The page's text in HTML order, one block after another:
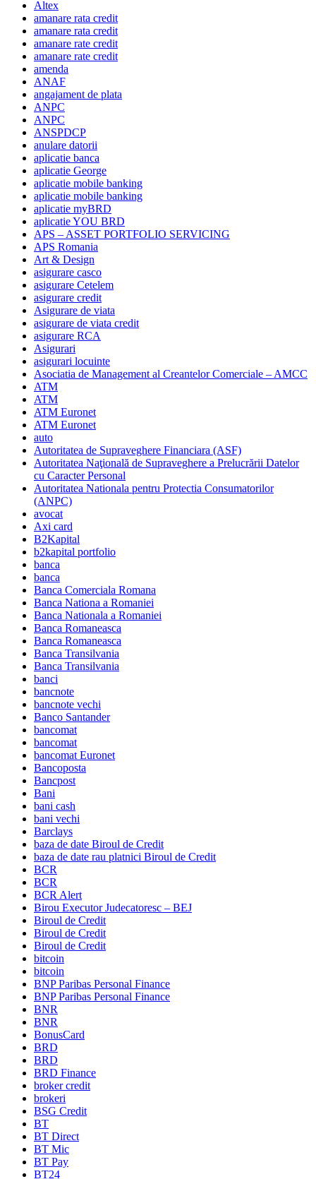
Altex
amanare rata credit
amanare rata credit
amanare rate credit
amanare rate credit
amenda
ANAF
angajament de plata
ANPC
ANPC
ANSPDCP
anulare datorii
aplicatie banca
aplicatie George
aplicatie mobile banking
aplicatie mobile banking
aplicatie myBRD
aplicatie YOU BRD
APS – ASSET PORTFOLIO SERVICING
APS Romania
Art & Design
asigurare casco
asigurare Cetelem
asigurare credit
Asigurare de viata
asigurare de viata credit
asigurare RCA
Asigurari
asigurari locuinte
Asociatia de Management al Creantelor Comerciale – AMCC
ATM
ATM
ATM Euronet
ATM Euronet
auto
Autoritatea de Supraveghere Financiara (ASF)
Autoritatea Naţională de Supraveghere a Prelucrării Datelor
cu Caracter Personal
Autoritatea Nationala pentru Protectia Consumatorilor
(ANPC)
avocat
Axi card
B2Kapital
b2kapital portfolio
banca
banca
Banca Comerciala Romana
Banca Nationa a Romaniei
Banca Nationala a Romaniei
Banca Romaneasca
Banca Romaneasca
Banca Transilvania
Banca Transilvania
banci
bancnote
bancnote vechi
Banco Santander
bancomat
bancomat
bancomat Euronet
Bancoposta
Bancpost
Bani
bani cash
bani vechi
Barclays
baza de date Biroul de Credit
baza de date rau platnici Biroul de Credit
BCR
BCR
BCR Alert
Birou Executor Judecatoresc – BEJ
Biroul de Credit
Biroul de Credit
Biroul de Credit
bitcoin
bitcoin
BNP Paribas Personal Finance
BNP Paribas Personal Finance
BNR
BNR
BonusCard
BRD
BRD
BRD Finance
broker credit
brokeri
BSG Credit
BT
BT Direct
BT Mic
BT Pay
BT24